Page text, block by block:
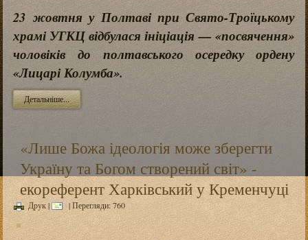
23 жовтня у Полтаві при Свято-Троїцькому
храмі УГКЦ відбулася ініціація — «посвячення»
чоловіків до полтавського осередку ордену
«Лицарі Колумба».
Детальніше...
«Лише Божа ідеологія може зберегти
Україну та Богом створений світ» -
екореферент Харківський у Кременчуці
Друк| | Перегляди: 760